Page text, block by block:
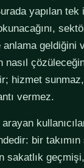
yapılan
geldiğini
nasıl
hizmet
vermez.
bir
sakatlık